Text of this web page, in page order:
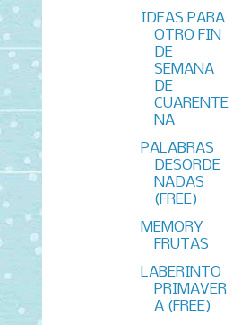
IDEAS PARA
OTRO FIN
DE
SEMANA
DE
CUARENTE
NA
PALABRAS
DESORDE
NADAS
(FREE)
MEMORY
FRUTAS
LABERINTO
PRIMAVER
A (FREE)